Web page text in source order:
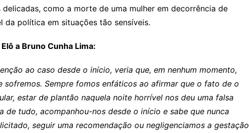
como a morte de uma mulher em decorrência de
da política em situações tão sensíveis.
a Bruno Cunha Lima:
ao caso desde o início, veria que, em nenhum momento,
sofremos. Sempre fomos enfáticos ao afirmar que o fato de o
estar de plantão naquela noite horrível nos deu uma falsa
de tudo, acompanhou-nos desde o início e sabe que nunca
seguir uma recomendação ou negligenciamos a gestação